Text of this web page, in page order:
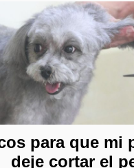
para que mi
deje cortar el